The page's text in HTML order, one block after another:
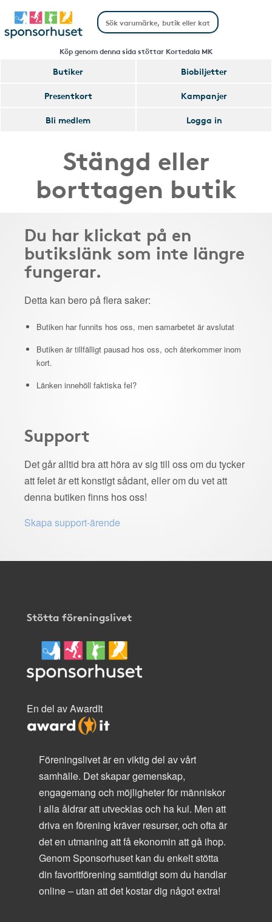
Köp genom denna sida stöttar Kortedala MK
Butiker
Biobiljetter
Presentkort
Kampanjer
Bli medlem
Logga in
Stängd eller
borttagen butik
Du har klickat på en
butikslänk som inte längre
fungerar.
Detta kan bero på flera saker:
Butiken har funnits hos oss, men samarbetet är avslutat
Butiken är tillfälligt pausad hos oss, och återkommer inom
kort.
Länken innehöll faktiska fel?
Support
Det går alltid bra att höra av sig till oss om du tycker
att felet är ett konstigt sådant, eller om du vet att
denna butiken finns hos oss!
Skapa support-ärende
Stötta föreningslivet
En del av AwardIt
Föreningslivet är en viktig del av vårt
samhälle. Det skapar gemenskap,
engagemang och möjligheter för människor
i alla åldrar att utvecklas och ha kul. Men att
driva en förening kräver resurser, och ofta är
det en utmaning att få ekonomin att gå ihop.
Genom Sponsorhuset kan du enkelt stötta
din favoritförening samtidigt som du handlar
online – utan att det kostar dig något extra!